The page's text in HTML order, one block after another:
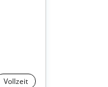
Vollzeit